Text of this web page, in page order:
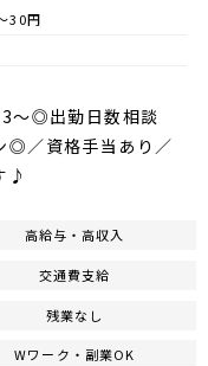
30円
～◎出勤日数相談
◎／資格手当あり／
♪
高給与・高収入
交通費支給
残業なし
Wワーク・副業OK